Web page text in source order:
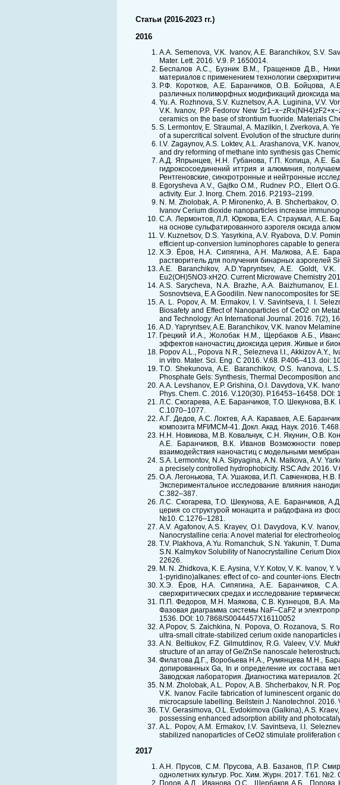
Статьи (2016-2023 гг.)
2016
A.A. Semenova, V.K. Ivanov, A.E. Baranchikov, S.V.
Mater. Lett. 2016. V.9. P. 1650014.
Беспалов А.С., Бузник В.М., Гращенков Д.В.,
материалов с применением технологии
Р.Ф. Коротков, А.Е. Баранчиков, О.В. Бойцова,
различных полиморфных модификаций диоксида
Yu. A. Rozhnova, S.V. Kuznetsov, A.A. Luginina, V.V.
V.K. Ivanov, P.P. Fedorov New
ceramics on the base of strontium fluoride. Materials
S. Lermontov, E. Straumal, A. Mazilkin, I. Zverkova, A.
of a supercritical solvent. Evolution of the structure
I.V. Zagaynov, A.S. Loktev, A.L. Arashanova, V.K.
and dry reforming of methane into synthesis gas
А.Д. Япрынцев, Н.Н. Губанова, Г.П. Копица, А.Е.
гидроксосоединений иттрия и алюминия,
Рентгеновские, синхротронные и нейтронные
Egorysheva A.V., Gajtko O.M., Rudnev P.O., Ellert
activity. Eur. J. Inorg. Chem. 2016. P.2193–2199.
N. M. Zholobak, A. P. Mironenko, A. B. Shcherbakov,
Ivanov Cerium dioxide nanoparticles increase
С.А. Лермонтов, Л.Л. Юркова, Е.А. Страумал, А.Е.
на основе сульфатированного аэрогеля оксида
V. Kuznetsov, D.S. Yasyrkina, A.V. Ryabova, D.V.
efficient up-conversion luminophores capable to
Х.Э. Ёров, Н.А. Сипягина, А.Н. Малкова, А.Е.
растворитель для получения бинарных аэрогелей
A.E. Baranchikov, A.D.Yapryntsev, A.E. Goldt,
Eu2(OH)5NO3∙xH2O. Current Microwave Chemistry
A.S. Sarycheva, N.A. Brazhe, A.A. Baizhumanov,
Sosnovtseva, E.A Goodilin. New nanocomposites for
A. L. Popov, A. M. Ermakov, I. V. Savintseva, I. I.
Biosafety and Effect of Nanoparticles of CeO2 on
and Technology: An International Journal. 2016. 7(2),
A.D. Yapryntsev, A.E. Baranchikov, V.K. Ivanov
Грецкий И.А., Жолобак Н.М., Щербаков А.Б.,
эффектов наночастиц диоксида церия. Живые и
Popov A.L., Popova N.R., Selezneva I.I., Akkizov
in vitro. Mater. Sci. Eng. C 2016. V.68. P.406–413. doi:
T.O. Shekunova, A.E. Baranchikov, O.S. Ivanova,
Phosphate Gels: Synthesis, Thermal Decomposition
A.A. Levshanov, E.P. Grishina, O.I. Davydova, V.K.
Phys. Chem. C. 2016. V.120(30). P.16453–16458. DOI:
Л.С. Скогарева, А.Е. Баранчиков, Т.О. Шекунова,
С.1070–1077.
А.Г. Дедов, А.С. Локтев, А.А. Караваев, А.Е.
композита MFI/MCM-41. Докл. Акад. Наук. 2016.
Н.Н. Новикова, М.В. Ковальчук, С.Н. Якунин, О.В.
А.Е. Баранчиков, В.К. Иванов Возможности
взаимодействия наночастиц с модельными
S.A. Lermontov, N.A. Sipyagina, A.N. Malkova, A.V.
a precisely controlled hydrophobicity. RSC Adv. 2016.
О.А. Легонькова, Т.А. Ушакова, И.П. Савченкова,
Экспериментальное исследование влияния
C.382–387.
Л.С. Скогарева, Т.О. Шекунова, А.Е. Баранчиков,
церия со структурой монацита и рабдофана из
№10. С.1276–1281.
A.V. Agafonov, A.S. Krayev, O.I. Davydova, K.V.
Nanocrystalline ceria: A novel material for
T.V. Plakhova, A.Yu. Romanchuk, S.N. Yakunin, T.
S.N. Kalmykov Solubility of Nanocrystalline Cerium
22626.
M. N. Zhidkova, K. E. Aysina, V.Y. Kotov, V. K. Ivanov,
1-pyridino)alkanes: effect of co- and counter-ions.
Х.Э. Ёров, Н.А. Сипягина, А.Е. Баранчиков,
сверхкритических средах и исследование
П.П. Федоров, М.Н. Маякова, С.В. Кузнецов, В.А.
Фазовая диаграмма системы NaF–CaF2 и
1536. DOI: 10.7868/S0044457X16110052
A.Popov, S. Zaichkina, N. Popova, O. Rozanova, S.
ultra-small citrate-stabilized cerium oxide
A.N. Beltiukov, F.Z. Gilmutdinov, R.G. Valeev, V.V.
structure of an array of Ge/ZnSe nanoscale
Филатова Д.Г., Воробьева Н.А., Румянцева М.Н.,
допированных Ga, In и определение их состава
Заводская лаборатория. Диагностика материалов.
N.M. Zholobak, A.L. Popov, A.B. Shcherbakov, N.R.
V.K. Ivanov. Facile fabrication of luminescent organic
microcapsule labelling. Beilstein J. Nanotechnol. 2016.
T.V. Gerasimova, O.L. Evdokimova (Galkina), A.S.
possessing enhanced adsorption ability and
A.L. Popov, A.M. Ermakov, I.V. Savintseva, I.I.
stabilized nanoparticles of CeO2 stimulate proliferation
2017
А.Н. Прусов, С.М. Прусова, А.В. Базанов, П.Р.
однолетних культур. Рос. Хим. Журн. 2017. Т.61.
Попов А.Л., Иванова О.С., Щербаков А.Б., Попова